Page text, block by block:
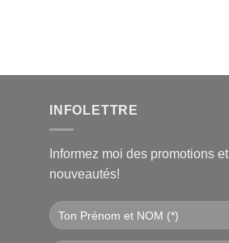
INFOLETTRE
Informez moi des promotions et
nouveautés!